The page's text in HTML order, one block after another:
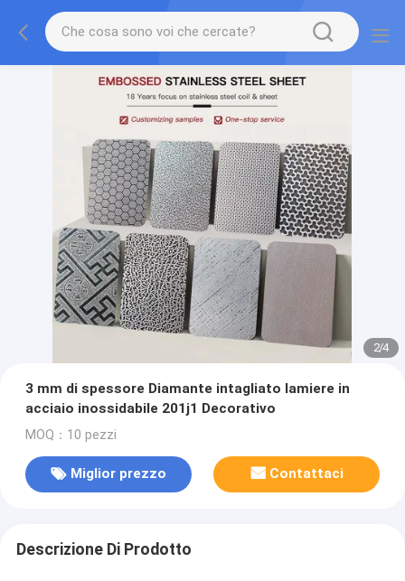
2/4
3 mm di spessore Diamante intagliato lamiere in
acciaio inossidabile 201j1 Decorativo
MOQ：10 pezzi
Miglior prezzo Contattaci
Descrizione Di Prodotto